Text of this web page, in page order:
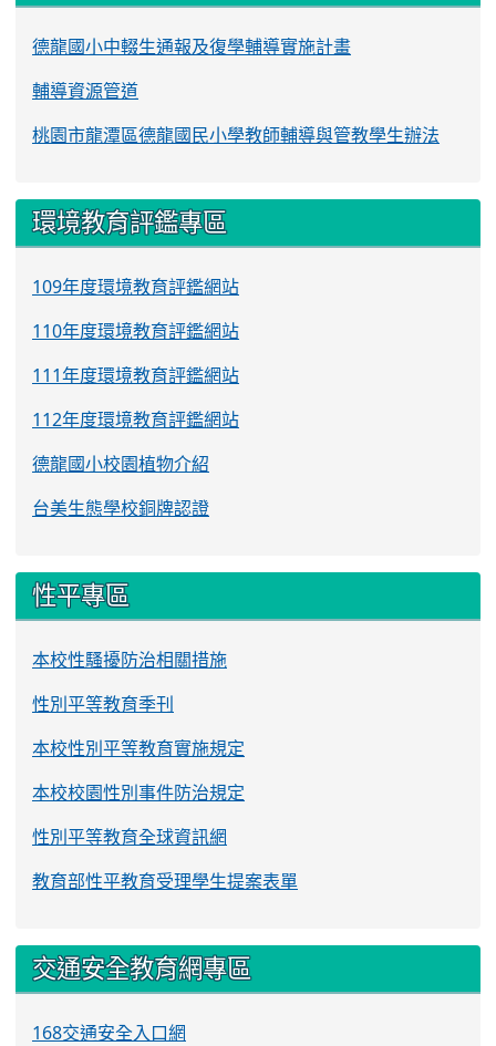
德龍國小中輟生通報及復學輔導實施計畫
輔導資源管道
桃園市龍潭區德龍國民小學教師輔導與管教學生辦法
環境教育評鑑專區
109年度環境教育評鑑網站
110年度環境教育評鑑網站
111年度環境教育評鑑網站
112年度環境教育評鑑網站
德龍國小校園植物介紹
台美生態學校銅牌認證
性平專區
本校性騷擾防治相關措施
性別平等教育季刊
本校性別平等教育實施規定
本校校園性別事件防治規定
性別平等教育全球資訊網
教育部性平教育受理學生提案表單
交通安全教育網專區
168交通安全入口網